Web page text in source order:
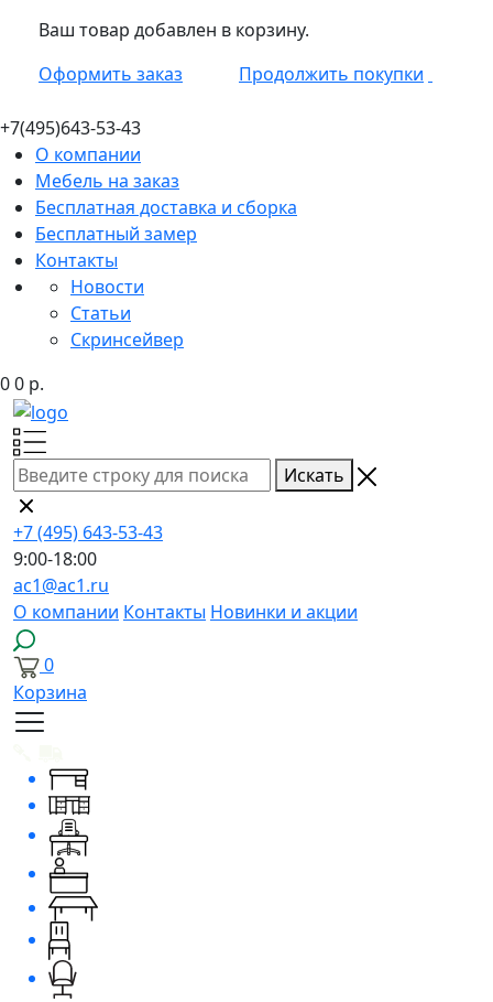
Ваш товар добавлен в корзину.
Оформить заказ
Продолжить покупки
+7(495)643-53-43
О компании
Мебель на заказ
Бесплатная доставка и сборка
Бесплатный замер
Контакты
Новости
Статьи
Скринсейвер
00 р.
Искать
+7 (495) 643-53-43
9:00-18:00
ac1@ac1.ru
О компании Контакты Новинки и акции
0
Корзина